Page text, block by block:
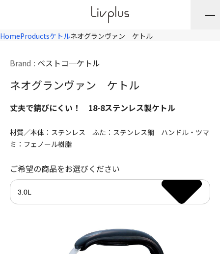
HomeProductsケトルネオグランヴァン ケトル
Brand : ベストコ ケトル
ネオグランヴァン ケトル
丈夫で錆びにくい！ 18-8ステンレス製ケトル
材質／本体：ステンレス ふた：ステンレス鋼 ハンドル・ツマ
ミ：フェノール樹脂
ご希望の商品をお選びください